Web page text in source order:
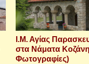
Ι.Μ. Αγίας
στα Νάματα
Φωτογραφίες)